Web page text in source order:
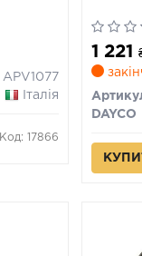
APV1077
Італія
Код: 17866
1 221
DAYCO